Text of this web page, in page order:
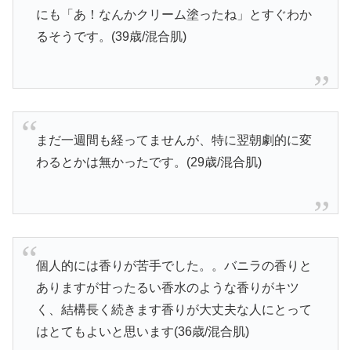
にも「あ！なんかクリーム塗ったね」とすぐわか
るそうです。(39歳/混合肌)
まだ一週間も経ってませんが、特に翌朝劇的に変
わるとかは無かったです。(29歳/混合肌)
個人的には香りが苦手でした。。バニラの香りと
ありますが甘ったるい香水のような香りがキツ
く、結構長く続きます香りが大丈夫な人にとって
はとてもよいと思います(36歳/混合肌)